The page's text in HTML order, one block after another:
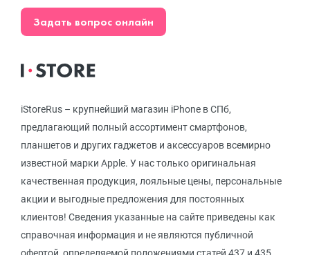
iStoreRus – крупнейший магазин iPhone в СПб,
предлагающий полный ассортимент смартфонов,
планшетов и других гаджетов и аксессуаров всемирно
известной марки Apple. У нас только оригинальная
качественная продукция, лояльные цены, персональные
акции и выгодные предложения для постоянных
клиентов! Сведения указанные на сайте приведены как
справочная информация и не являются публичной
Задать вопрос онлайн